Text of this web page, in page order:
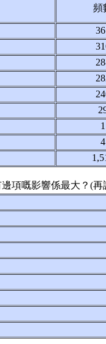
頻
項嘅影響係最大？(